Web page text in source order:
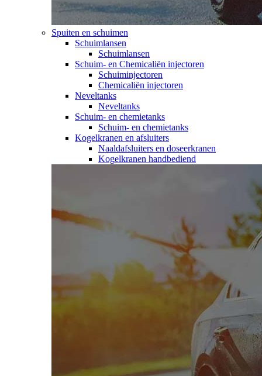
Spuiten en schuimen
Schuimlansen
Schuimlansen
Schuim- en Chemicaliën injectoren
Schuiminjectoren
Chemicaliën injectoren
Neveltanks
Neveltanks
Schuim- en chemietanks
Schuim- en chemietanks
Kogelkranen en afsluiters
Naaldafsluiters en doseerkranen
Kogelkranen handbediend